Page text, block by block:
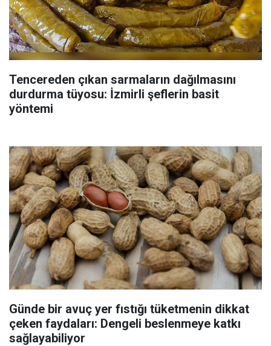
Tencereden çıkan sarmaların dağılmasını
durdurma tüyosu: İzmirli şeflerin basit
yöntemi
Günde bir avuç yer fıstığı tüketmenin dikkat
çeken faydaları: Dengeli beslenmeye katkı
sağlayabiliyor